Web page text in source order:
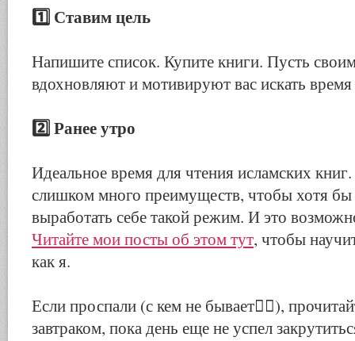
1️⃣Ставим цель
Напишите список. Купите книги. Пусть
вдохновляют и мотивируют вас искать
2️⃣Ранее утро
Идеальное время для чтения исламских
слишком много преимуществ, чтобы хотя бы
выработать себе такой режим. И это
Читайте мои посты об этом тут, чтобы
как я.
Если проспали (с кем не бывает🤷‍♀️),
завтраком, пока день еще не успел